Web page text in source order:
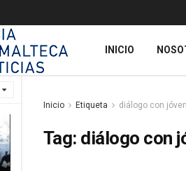
INICIO
Inicio Etiqueta diálogo con
Tag: diálogo con